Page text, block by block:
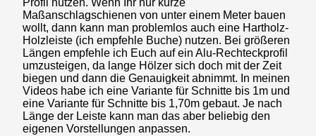
Profil nutzen. Wenn Ihr nur kurze
Maßanschlagschienen von unter einem Meter bauen
wollt, dann kann man problemlos auch eine Hartholz-
Holzleiste (ich empfehle Buche) nutzen. Bei größeren
Längen empfehle ich Euch auf ein Alu-Rechteckprofil
umzusteigen, da lange Hölzer sich doch mit der Zeit
biegen und dann die Genauigkeit abnimmt. In meinen
Videos habe ich eine Variante für Schnitte bis 1m und
eine Variante für Schnitte bis 1,70m gebaut. Je nach
Länge der Leiste kann man das aber beliebig den
eigenen Vorstellungen anpassen.